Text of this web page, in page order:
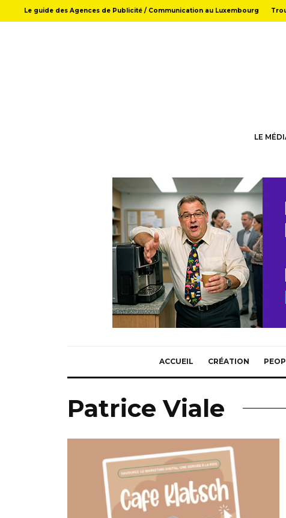
Le guide des Agences de Publicité / Communication au Luxembourg
LE
ACCUEIL CRÉATION
Patrice Viale